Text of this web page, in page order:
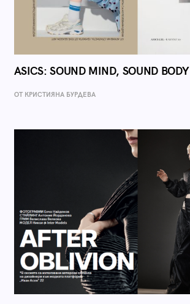
ASICS: SOUND MIND, SOUND BODY
ОТ КРИСТИЯНА БУРДЕВА